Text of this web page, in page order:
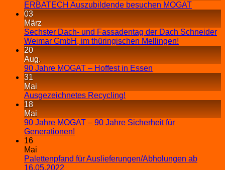
ERBATECH Auszubildende besuchen MOGAT
03
März
Sechster Dach- und Fassadentag der Dach Schneider
Weimar GmbH, im thüringischen Mellingen!
20
Aug.
90 Jahre MOGAT – Hoffest in Essen
31
Mai
Ausgezeichnetes Recycling!
18
Mai
90 Jahre MOGAT – 90 Jahre Sicherheit für
Generationen!
16
Mai
Palettenpfand für Auslieferungen/Abholungen ab
16.05.2022